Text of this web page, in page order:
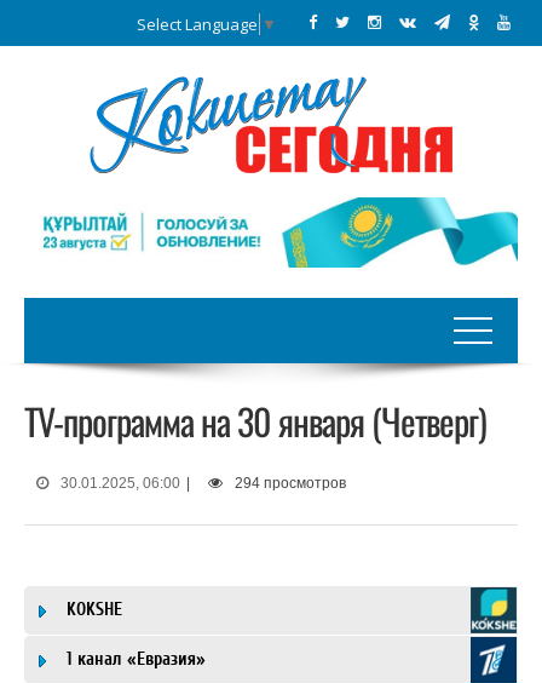
Select Language ▼
TV-программа на 30 января (Четверг)
30.01.2025, 06:00 294 просмотров
KOKSHE
1 канал «Евразия»